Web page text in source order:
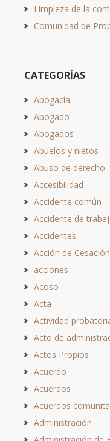
Limpieza de la
Comunidad de
CATEGORÍAS
Abogacía
Abogado
Abogados
Abuelos y nietos
Abuso de derecho
Accesibilidad
Accidente común
Accidente de
Accidentes
Acción de Cesación
acciones
Acoso
Acta
Actividad
Acto de
Actos Propios
Acuerdo
Acuerdos
Acuerdos
Administración